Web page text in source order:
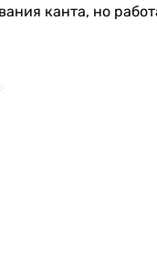
канта, но